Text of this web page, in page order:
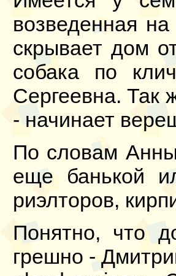
возведенная
скрывает дом
собака по
Сергеевна. Так
- начинает
По словам Анны
еще банькой
риэлторов,
Понятно, что
грешно -